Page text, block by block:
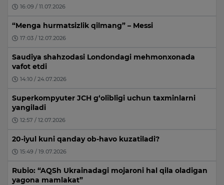
16:09 / 11.07.2026
“Menga hurmatsizlik qilmang” – Messi
17:03 / 12.07.2026
Saudiya shahzodasi Londondagi mehmonxonada
vafot etdi
14:10 / 24.07.2026
Superkompyuter JCH g‘olibligi uchun taxminlarni
yangiladi
12:57 / 12.07.2026
20-iyul kuni qanday ob-havo kuzatiladi?
15:49 / 19.07.2026
Rubio: “AQSh Ukrainadagi mojaroni hal qila oladigan
yagona mamlakat”